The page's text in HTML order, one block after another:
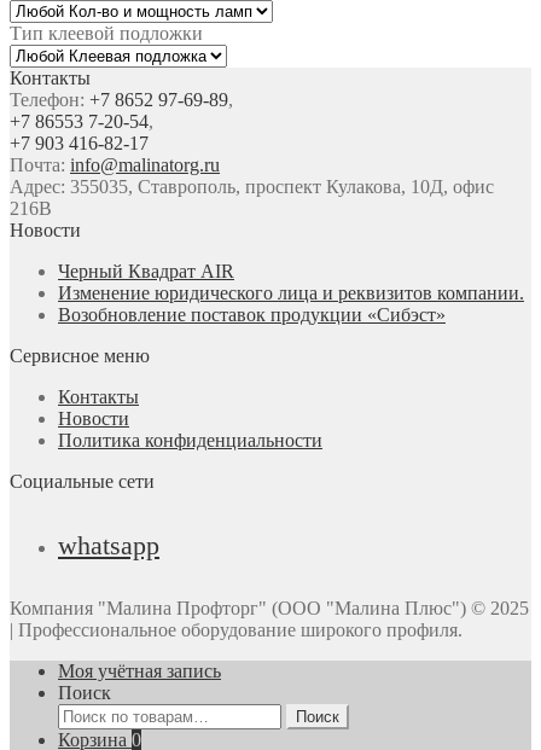
Тип клеевой подложки
Контакты
Телефон: +7 8652 97-69-89,
+7 86553 7-20-54,
+7 903 416-82-17
Почта: info@malinatorg.ru
Адрес: 355035, Ставрополь, проспект Кулакова, 10Д, офис
216В
Новости
Черный Квадрат AIR
Изменение юридического лица и реквизитов компании.
Возобновление поставок продукции «Сибэст»
Сервисное меню
Контакты
Новости
Политика конфиденциальности
Социальные сети
whatsapp
Компания "Малина Профторг" (ООО "Малина Плюс") © 2025
| Профессиональное оборудование широкого профиля.
Моя учётная запись
Поиск
Искать:
Поиск
Корзина 0